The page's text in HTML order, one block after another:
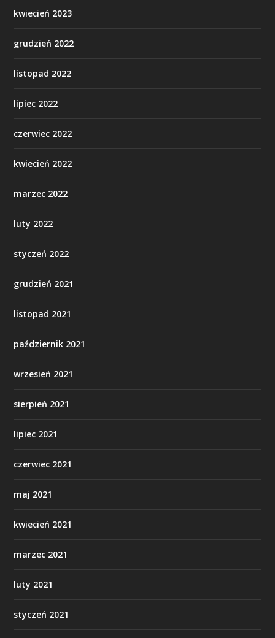
kwiecień 2023
grudzień 2022
listopad 2022
lipiec 2022
czerwiec 2022
kwiecień 2022
marzec 2022
luty 2022
styczeń 2022
grudzień 2021
listopad 2021
październik 2021
wrzesień 2021
sierpień 2021
lipiec 2021
czerwiec 2021
maj 2021
kwiecień 2021
marzec 2021
luty 2021
styczeń 2021